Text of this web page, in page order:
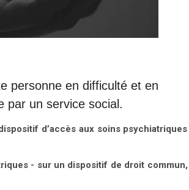
personne en difficulté et en
par un service social.
d’accès aux soins
- sur un dispositif de droit